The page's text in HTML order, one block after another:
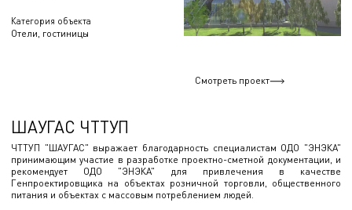
Категория объекта
Отели, гостиницы
Смотреть проект
ШАУГАС ЧТТУП
ЧТТУП "ШАУГАС" выражает благодарность специалистам ОДО "ЭНЭКА"
принимающим участие в разработке проектно-сметной документации, и
рекомендует ОДО "ЭНЭКА" для привлечения в качестве
Генпроектировщика на объектах розничной торговли, общественного
питания и объектах с массовым потреблением людей.